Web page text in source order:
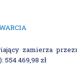
zamierza
469,98 zł